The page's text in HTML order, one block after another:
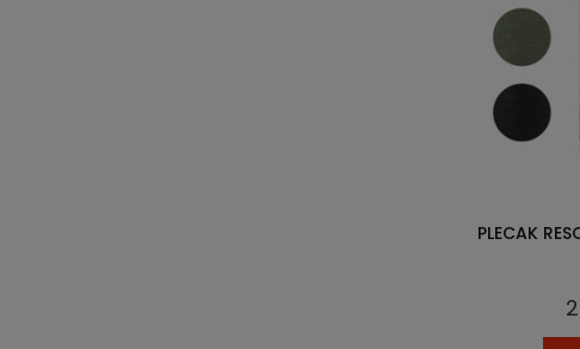
PLECAK